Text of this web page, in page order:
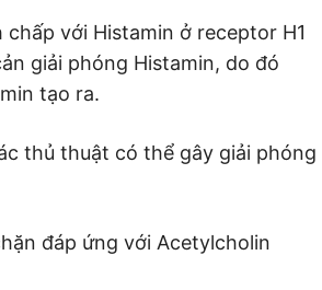
với Histamin ở receptor H1
giải phóng Histamin, do đó
tạo ra.
thủ thuật có thể gây giải phóng
đáp ứng với Acetylcholin